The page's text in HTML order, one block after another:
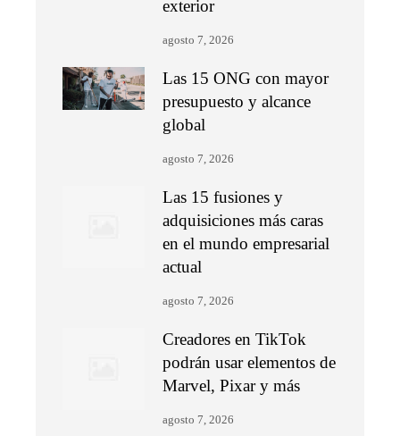
exterior
agosto 7, 2026
Las 15 ONG con mayor
presupuesto y alcance
global
agosto 7, 2026
Las 15 fusiones y
adquisiciones más caras
en el mundo empresarial
actual
agosto 7, 2026
Creadores en TikTok
podrán usar elementos de
Marvel, Pixar y más
agosto 7, 2026